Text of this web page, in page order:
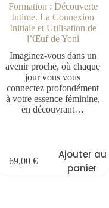
Formation : Découverte
Intime. La Connexion
Initiale et Utilisation de
l’Œuf de Yoni
Imaginez-vous dans un
avenir proche, où chaque
jour vous vous
connectez profondément
à votre essence féminine,
en découvrant…
69,00 €
Ajouter au
panier